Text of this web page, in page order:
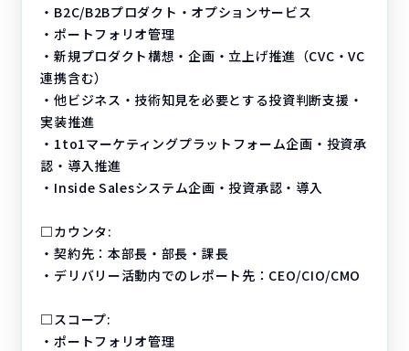
・B2C/B2Bプロダクト・オプションサービス
・ポートフォリオ管理
・新規プロダクト構想・企画・立上げ推進（CVC・VC
連携含む）
・他ビジネス・技術知見を必要とする投資判断支援・
実装推進
・1to1マーケティングプラットフォーム企画・投資承
認・導入推進
・Inside Salesシステム企画・投資承認・導入
□カウンタ:
・契約先：本部長・部長・課長
・デリバリー活動内でのレポート先：CEO/CIO/CMO
□スコープ:
・ポートフォリオ管理